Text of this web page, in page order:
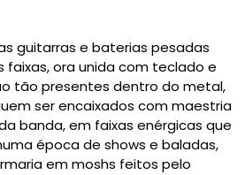
guitarras e baterias pesadas
ora unida com teclado e
tão presentes dentro do metal,
ser encaixados com maestria
banda, em faixas enérgicas que
época de shows e baladas,
em moshs feitos pelo